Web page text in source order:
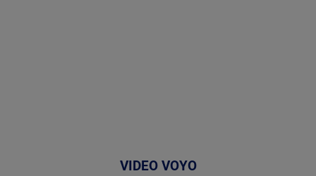
VIDEO VOYO